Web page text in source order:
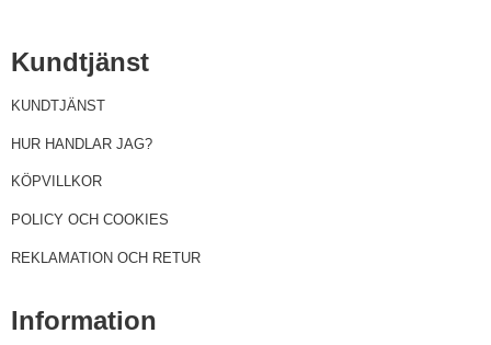
Kundtjänst
KUNDTJÄNST
HUR HANDLAR JAG?
KÖPVILLKOR
POLICY OCH COOKIES
REKLAMATION OCH RETUR
Information